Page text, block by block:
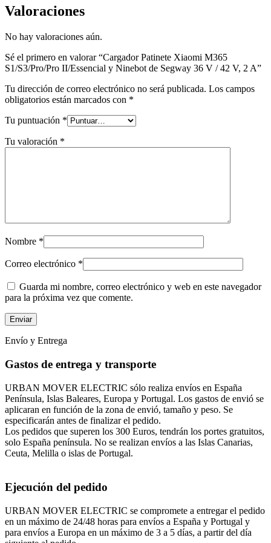
Valoraciones
No hay valoraciones aún.
Sé el primero en valorar “Cargador Patinete Xiaomi M365
S1/S3/Pro/Pro II/Essencial y Ninebot de Segway 36 V / 42 V, 2 A”
Tu dirección de correo electrónico no será publicada. Los campos
obligatorios están marcados con *
Tu puntuación *
Tu valoración *
Nombre *
Correo electrónico *
Guarda mi nombre, correo electrónico y web en este navegador
para la próxima vez que comente.
Envío y Entrega
Gastos de entrega y transporte
URBAN MOVER ELECTRIC sólo realiza envíos en España
Península, Islas Baleares, Europa y Portugal. Los gastos de envió se
aplicaran en función de la zona de envió, tamaño y peso. Se
especificarán antes de finalizar el pedido.
Los pedidos que superen los 300 Euros, tendrán los portes gratuitos,
solo España península. No se realizan envíos a las Islas Canarias,
Ceuta, Melilla o islas de Portugal.
Ejecución del pedido
URBAN MOVER ELECTRIC se compromete a entregar el pedido
en un máximo de 24/48 horas para envíos a España y Portugal y
para envíos a Europa en un máximo de 3 a 5 días, a partir del día